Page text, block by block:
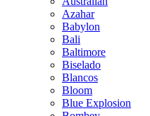
Azahar
Babylon
Bali
Baltimore
Biselado
Blancos
Bloom
Blue Explosion